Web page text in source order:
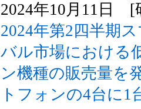
2024年10月11日 [
2024年第2四半期
バル市場における
ン機種の販売量を
トフォンの4台に1